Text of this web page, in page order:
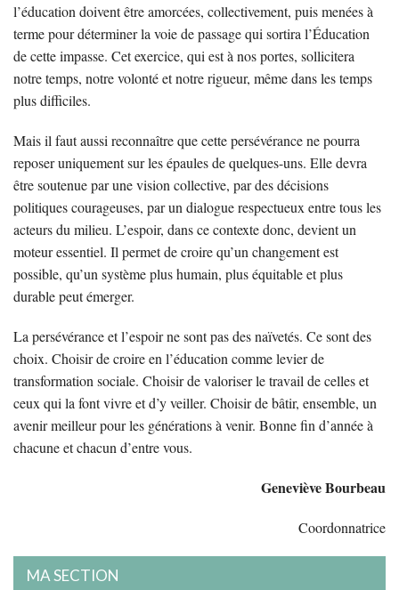
l’éducation doivent être amorcées, collectivement, puis menées à
terme pour déterminer la voie de passage qui sortira l’Éducation
de cette impasse. Cet exercice, qui est à nos portes, sollicitera
notre temps, notre volonté et notre rigueur, même dans les temps
plus difficiles.
Mais il faut aussi reconnaître que cette persévérance ne pourra
reposer uniquement sur les épaules de quelques-uns. Elle devra
être soutenue par une vision collective, par des décisions
politiques courageuses, par un dialogue respectueux entre tous les
acteurs du milieu. L’espoir, dans ce contexte donc, devient un
moteur essentiel. Il permet de croire qu’un changement est
possible, qu’un système plus humain, plus équitable et plus
durable peut émerger.
La persévérance et l’espoir ne sont pas des naïvetés. Ce sont des
choix. Choisir de croire en l’éducation comme levier de
transformation sociale. Choisir de valoriser le travail de celles et
ceux qui la font vivre et d’y veiller. Choisir de bâtir, ensemble, un
avenir meilleur pour les générations à venir. Bonne fin d’année à
chacune et chacun d’entre vous.
Geneviève Bourbeau
Coordonnatrice
MA SECTION